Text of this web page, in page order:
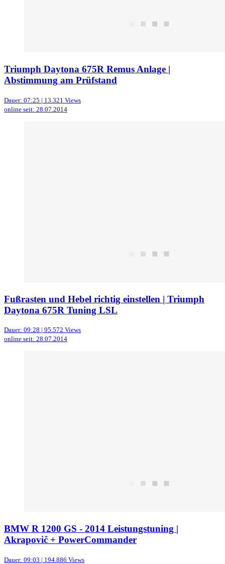
Triumph Daytona 675R Remus Anlage |
Abstimmung am Prüfstand
Dauer: 07:25 | 13.321 Views
online seit: 28.07.2014
Fußrasten und Hebel richtig einstellen | Triumph
Daytona 675R Tuning LSL
Dauer: 09:28 | 95.572 Views
online seit: 28.07.2014
BMW R 1200 GS - 2014 Leistungstuning |
Akrapovič + PowerCommander
Dauer: 09:03 | 194.886 Views